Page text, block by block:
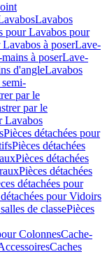
Lavabos
pour Lavabos pour
Lavabos à poserLave-
à poserLave-
d'angleLavabos
semi-
par le
par le
Lavabos
Pièces détachées pour
Pièces détachées
Pièces détachées
Pièces détachées
détachées pour
pour Vidoirs
de classePièces
ColonnesCache-
Caches